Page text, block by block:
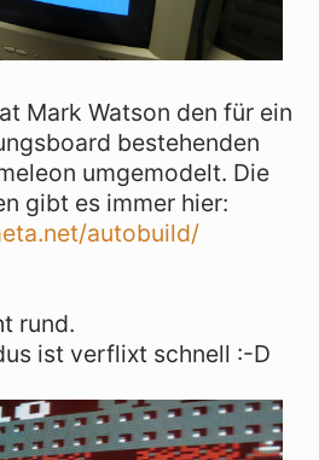
Mark Watson den für ein
bestehenden
umgemodelt. Die
gibt es immer hier:
autobuild/
rund.
ist verflixt schnell :-D